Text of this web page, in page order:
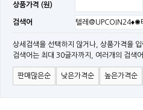
[공지]SMPS 저가형 [기획상품] 출시
[공지]12W~300W Medical
[공지][민웰] [민웰] 인버터 "정현파 / 유
[공지][민웰] LED 방수형 (CLG / CEN /
상품가격 (원)
검색어
상세검색을 선택하지 않거나, 상품가격을
검색어는 최대 30글자까지, 여러개의 검색
판매많은순 낮은가격순 높은가격순